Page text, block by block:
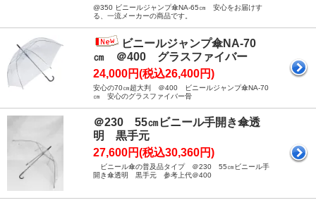
@350 ビニールジャンプ傘NA-65㎝ 安心をお届けす
る、一流メーカーの商品です。
ビニールジャンプ傘NA-70
㎝ ＠400 グラスファイバー
24,000円(税込26,400円)
安心の70㎝超大判 ＠400 ビニールジャンプ傘NA-70
㎝ 安心のグラスファイバー骨
＠230 55㎝ビニール手開き傘透
明 黒手元
27,600円(税込30,360円)
ビニール傘の普及品タイプ ＠230 55㎝ビニール手
開き傘透明 黒手元 参考上代＠400